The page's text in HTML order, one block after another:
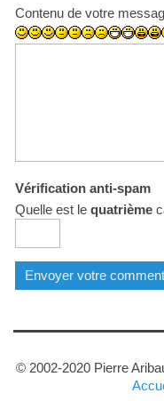
Contenu de votre
Vérification anti-spam
Quelle est le quatrième
© 2002-2020 Pierre